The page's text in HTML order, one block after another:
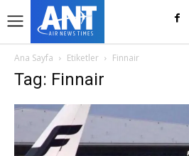
Ana Sayfa Etiketler Finnair
Tag: Finnair